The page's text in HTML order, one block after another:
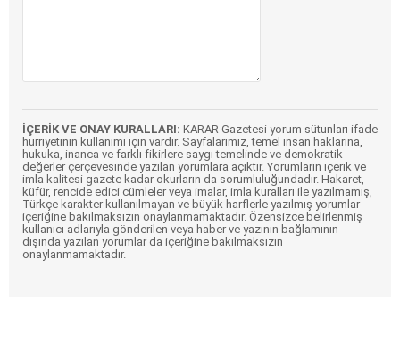
İÇERİK VE ONAY KURALLARI: KARAR Gazetesi yorum sütunları ifade
hürriyetinin kullanımı için vardır. Sayfalarımız, temel insan haklarına,
hukuka, inanca ve farklı fikirlere saygı temelinde ve demokratik
değerler çerçevesinde yazılan yorumlara açıktır. Yorumların içerik ve
imla kalitesi gazete kadar okurların da sorumluluğundadır. Hakaret,
küfür, rencide edici cümleler veya imalar, imla kuralları ile yazılmamış,
Türkçe karakter kullanılmayan ve büyük harflerle yazılmış yorumlar
içeriğine bakılmaksızın onaylanmamaktadır. Özensizce belirlenmiş
kullanıcı adlarıyla gönderilen veya haber ve yazının bağlamının
dışında yazılan yorumlar da içeriğine bakılmaksızın
onaylanmamaktadır.